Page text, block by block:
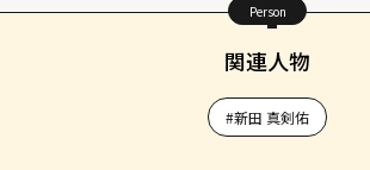
Person
関連人物
#新田 真剣佑